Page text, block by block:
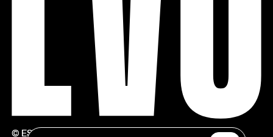
© ESTÚDIOS VICTOR CÓRDON